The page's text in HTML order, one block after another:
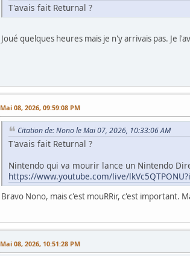
T'avais fait Returnal ?
Joué quelques heures mais je n'y arrivais pas. Je
Mai 08, 2026, 09:59:08 PM
Citation de: Nono le Mai 07, 2026, 10:33:06 AM
T'avais fait Returnal ?
Nintendo qui va mourir lance un Nintendo
https://www.youtube.com/live/
Bravo Nono, mais c'est mouRRir, c'est important.
Mai 08, 2026, 10:51:28 PM